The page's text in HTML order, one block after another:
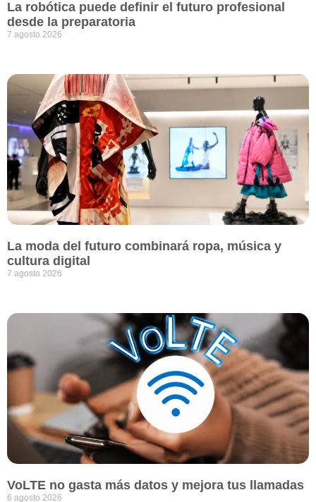
La robótica puede definir el futuro profesional
desde la preparatoria
7 agosto 2026
La moda del futuro combinará ropa, música y
cultura digital
7 agosto 2026
VoLTE no gasta más datos y mejora tus llamadas
6 agosto 2026